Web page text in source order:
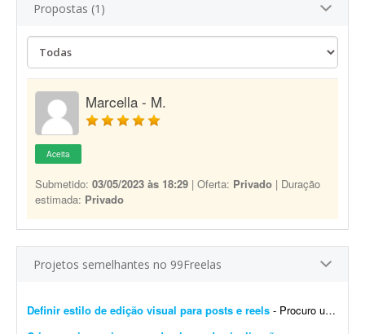
Propostas (1)
Marcella - M.
Aceita
Submetido: 03/05/2023 às 18:29 | Oferta: Privado | Duração
estimada: Privado
Projetos semelhantes no 99Freelas
Definir estilo de edição visual para posts e reels - Procuro um designer criativo para definir um estilo de edição para meus posts e Reels. Já tenho uma ideia das cores e da tipografia que quero utilizar e preciso de algué...